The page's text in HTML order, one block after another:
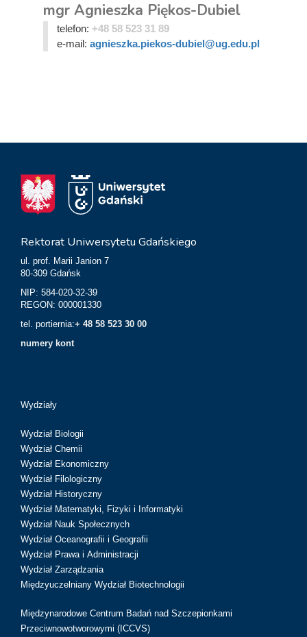
mgr Agnieszka Piękos-Dubiel
telefon: +48 58 523 31 89
e-mail: agnieszka.piekos-dubiel@ug.edu.pl
Rektorat Uniwersytetu Gdańskiego
ul. prof. Marii Janion 7
80-309 Gdańsk
NIP: 584-020-32-39
REGON: 000001330
tel. portiernia:+ 48 58 523 30 00
numery kont
Wydziały
Wydział Biologii
Wydział Chemii
Wydział Ekonomiczny
Wydział Filologiczny
Wydział Historyczny
Wydział Matematyki, Fizyki i Informatyki
Wydział Nauk Społecznych
Wydział Oceanografii i Geografii
Wydział Prawa i Administracji
Wydział Zarządzania
Międzyuczelniany Wydział Biotechnologii
Międzynarodowe Centrum Badań nad Szczepionkami
Przeciwnowotworowymi (ICCVS)